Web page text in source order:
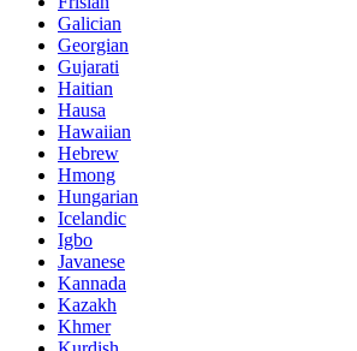
Galician
Georgian
Gujarati
Haitian
Hausa
Hawaiian
Hebrew
Hmong
Hungarian
Icelandic
Igbo
Javanese
Kannada
Kazakh
Khmer